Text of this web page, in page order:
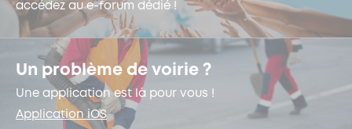
accédez au e-forum dédié !
Un problème de voirie ?
Une application est là pour vous !
Application iOS